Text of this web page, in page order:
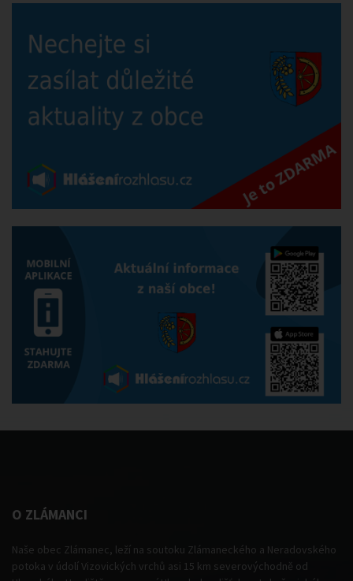
O ZLÁMANCI
Naše obec Zlámanec, leží na soutoku Zlámaneckého a Neradovského
potoka v údolí Vizovických vrchů asi 15 km severovýchodně od